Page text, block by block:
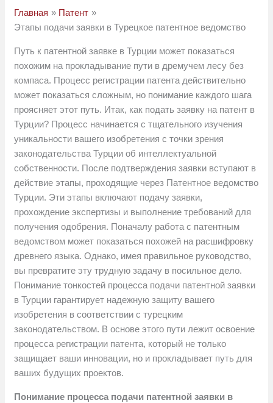
Главная
Патент
Этапы подачи заявки в Турецкое патентное ведомство
Путь к патентной заявке в Турции может показаться
похожим на прокладывание пути в дремучем лесу без
компаса. Процесс регистрации патента действительно
может показаться сложным, но понимание каждого шага
проясняет этот путь. Итак, как подать заявку на патент в
Турции? Процесс начинается с тщательного изучения
уникальности вашего изобретения с точки зрения
законодательства Турции об интеллектуальной
собственности. После подтверждения заявки вступают в
действие этапы, проходящие через Патентное ведомство
Турции. Эти этапы включают подачу заявки,
прохождение экспертизы и выполнение требований для
получения одобрения. Поначалу работа с патентным
ведомством может показаться похожей на расшифровку
древнего языка. Однако, имея правильное руководство,
вы превратите эту трудную задачу в посильное дело.
Понимание тонкостей процесса подачи патентной заявки
в Турции гарантирует надежную защиту вашего
изобретения в соответствии с турецким
законодательством. В основе этого пути лежит освоение
процесса регистрации патента, который не только
защищает ваши инновации, но и прокладывает путь для
ваших будущих проектов.
Понимание процесса подачи патентной заявки в